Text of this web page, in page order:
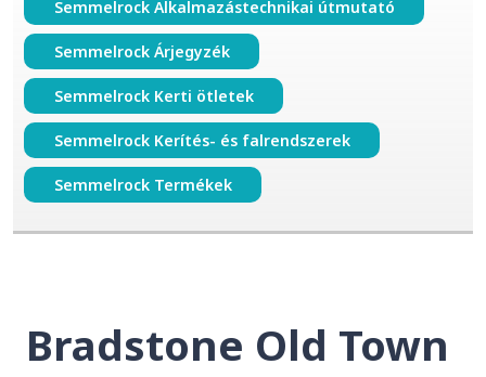
Semmelrock Alkalmazástechnikai útmutató
Semmelrock Árjegyzék
Semmelrock Kerti ötletek
Semmelrock Kerítés- és falrendszerek
Semmelrock Termékek
Bradstone Old Town